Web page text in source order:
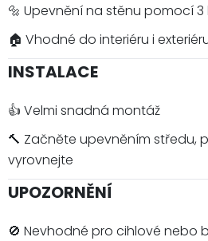
🔩 Upevnění na stěnu pomocí 3
🏠 Vhodné do interiéru i
INSTALACE
👍 Velmi snadná montáž
🔨 Začněte upevněním středu,
vyrovnejte
UPOZORNĚNÍ
🚫 Nevhodné pro cihlové nebo